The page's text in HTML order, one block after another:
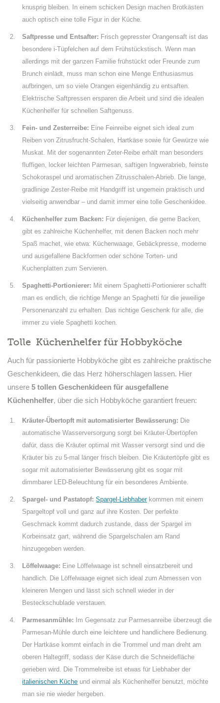
knusprig bleiben. In einem schicken Design machen Brotkästen
auch optisch eine tolle Figur in der Küche.
Saftpresse und Entsafter: Frisch gepresster Orangensaft ist das
besondere i-Tüpfelchen auf dem Frühstückstisch. Wenn man
allerdings mit der ganzen Familie frühstückt oder Freunde zum
Brunch einlädt, muss man schon eine Menge Enthusiasmus
aufbringen, um so viele Orangen eigenhändig zu entsaften.
Elektrische Saftpressen ersparen die Arbeit und sind die idealen
Küchenhelfer für schnellen Saftgenuss.
Fein- und Zesterreibe: Eine Feinreibe eignet sich ideal zum
Reiben von Zitrusfrucht-Schalen, Hartkäse sowie für Gewürze wie
Muskat. Mit der sogenannten Zeter-Reibe erhält man besonders
fluffigen, locker leichten Parmesan, saftigen Ingwerabrieb, feinste
Schokoraspel und aromatischen Zitrusschalen-Abrieb. Die lange,
gradlinige Zester-Reibe mit Handgriff ist ungemein praktisch und
vielseitig anwendbar – und damit immer eine tolle Geschenkidee.
Küchenhelfer zum Backen: Für diejenigen, die gerne Backen,
gibt es zahlreiche Küchenhelfer, mit denen Backen noch mehr
Spaß machet, wie etwa: Küchenwaage, Gebäckpresse, moderne
und ausgefallene Backformen oder schöne Torten- und
Kuchenplatten zum Servieren.
Spaghetti-Portionierer: Mit einem Spaghetti-Portionierer schafft
man es endlich, die richtige Menge an Spaghetti für die jeweilige
Personenanzahl zu erhalten. Das richtige Geschenk für alle, die
immer zu viele Spaghetti kochen.
Tolle Küchenhelfer für Hobbyköche
Auch für passionierte Hobbyköche gibt es zahlreiche praktische
Geschenkideen, die das Herz höherschlagen lassen. Hier
unsere5 tollen Geschenkideen für ausgefallene
Küchenhelfer, über die sich Hobbyköche garantiert freuen:
Kräuter-Übertopft mit automatisierter Bewässerung: Die
automatische Wasserversorgung sorgt bei Kräuter-Übertöpfen
dafür, dass die Kräuter optimal mit Wasser versorgt sind und die
Kräuter bis zu 5-mal länger frisch bleiben. Die Kräutertöpfe gibt es
sogar mit automatisierter Bewässerung gibt es sogar mit
dimmbarer LED-Beleuchtung für ein besonderes Ambiente.
Spargel- und Pastatopf:Spargel-Liebhaberkommen mit einem
Spargeltopf voll und ganz auf ihre Kosten. Der perfekte
Geschmack kommt dadurch zustande, dass der Spargel im
Korbeinsatz gart, während die Spargelschalen am Rand
hinzugegeben werden.
Löffelwaage: Eine Löffelwaage ist schnell einsatzbereit und
handlich. Die Löffelwaage eignet sich ideal zum Abmessen von
kleineren Mengen und lässt sich schnell wieder in der
Besteckschublade verstauen.
Parmesanmühle:
Im Gegensatz zur Parmesanreibe überzeugt die
Parmesan-Mühle durch eine leichtere und handlichere Bedienung.
Der Hartkäse kommt einfach in die Trommel und man dreht am
oberen Haltegriff, sodass der Käse durch die Schneidefläche
gerieben wird. Die Trommelreibe ist etwas für Liebhaber der
italienischen Küche und einmal als Küchenhelfer benutzt, möchte
man sie nie wieder hergeben.